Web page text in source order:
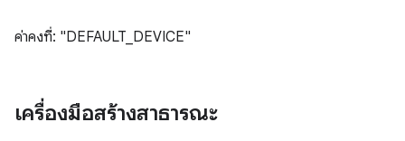
ค่าคงที่: "DEFAULT_DEVICE"
เครื่องมือสร้างสาธารณะ